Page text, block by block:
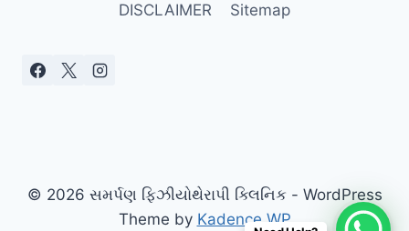
DISCLAIMER
Sitemap
© 2026 સમર્પણ ફિઝીયોથેરાપી ક્લિનિક - WordPress
Theme by Kadence WP